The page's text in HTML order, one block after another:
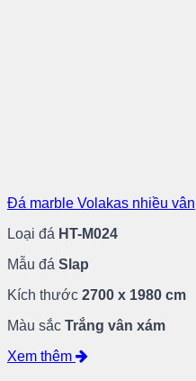
Đá marble Volakas nhiều vân
Loại đá HT-M024
Mẫu đá Slap
Kích thước 2700 x 1980 cm
Màu sắc Trắng vân xám
Xem thêm